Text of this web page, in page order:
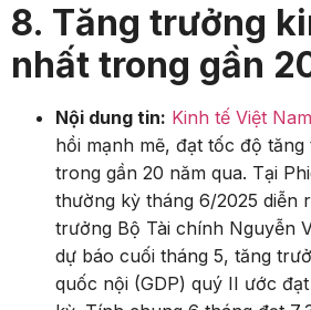
8. Tăng trưởng
nhất trong gần
Nội dung tin: Kinh tế Việt Nam
hồi mạnh mẽ, đạt tốc độ
trong gần 20 năm qua. Tại
thường kỳ tháng 6/2025 diễn
trưởng Bộ Tài chính Nguyễn
dự báo cuối tháng 5, tăng
quốc nội (GDP) quý II ước